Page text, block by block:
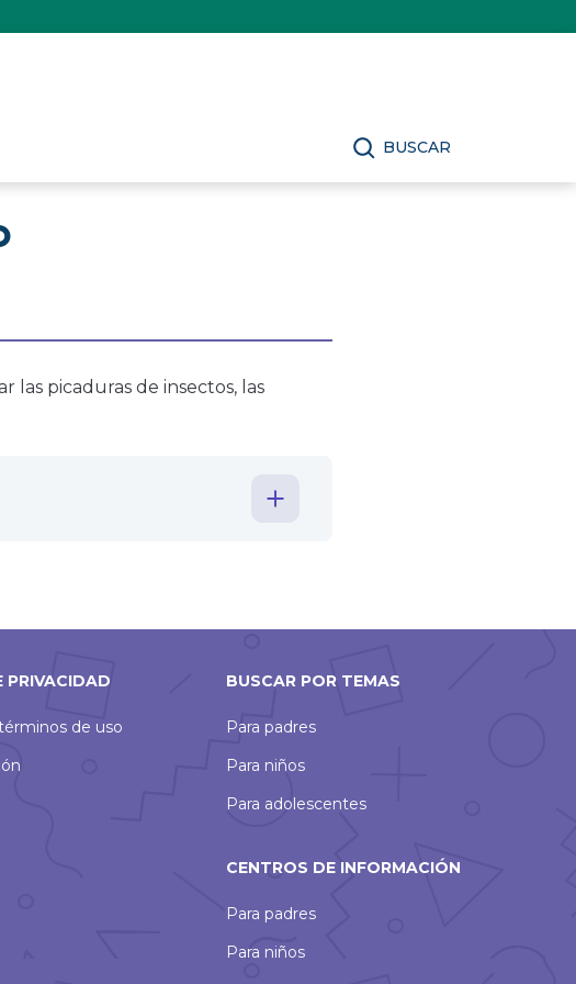
BUSCAR
las picaduras de insectos, las
PRIVACIDAD
de uso
BUSCAR POR TEMAS
Para padres
Para niños
Para adolescentes
CENTROS DE INFORMACIÓN
Para padres
Para niños